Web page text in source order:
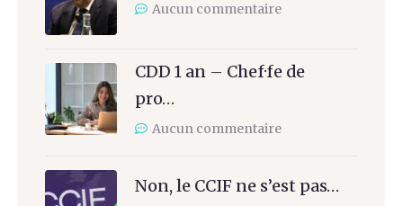
Aucun commentaire
CDD 1 an – Chef·fe de
pro…
Aucun commentaire
Non, le CCIF ne s’est pas…